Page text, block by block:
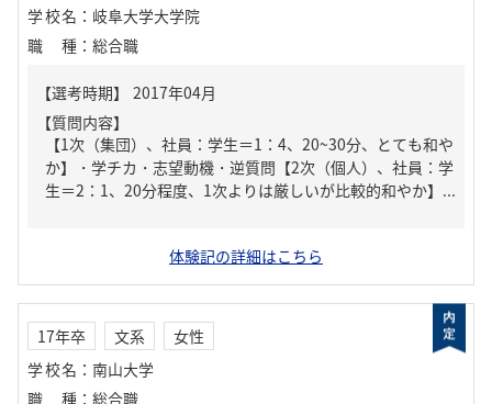
学校名 ： 岐阜大学大学院
職種 ： 総合職
【質問内容】
【1次（集団）、社員：学生＝1：4、20~30分、とても和や
か】・学チカ・志望動機・逆質問【2次（個人）、社員：学
生＝2：1、20分程度、1次よりは厳しいが比較的和やか】...
体験記の詳細はこちら
17年卒 文系
女性
学校名 ： 南山大学
職種 ： 総合職